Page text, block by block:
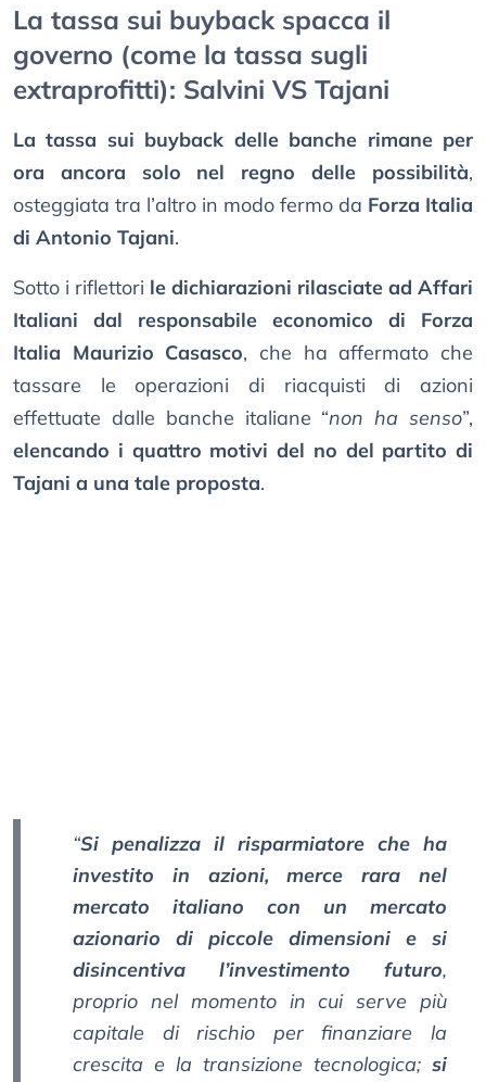
La tassa sui buyback spacca il
governo (come la tassa sugli
extraprofitti): Salvini VS Tajani
La tassa sui buyback delle banche rimane per
ora ancora solo nel regno delle possibilità,
osteggiata tra l’altro in modo fermo da Forza Italia
di Antonio Tajani.
Sotto i riflettori le dichiarazioni rilasciate ad Affari
Italiani dal responsabile economico di Forza
Italia Maurizio Casasco, che ha affermato che
tassare le operazioni di riacquisti di azioni
effettuate dalle banche italiane “non ha senso”,
elencando i quattro motivi del no del partito di
Tajani a una tale proposta.
“Si penalizza il risparmiatore che ha
investito in azioni, merce rara nel
mercato italiano con un mercato
azionario di piccole dimensioni e si
disincentiva l’investimento futuro,
proprio nel momento in cui serve più
capitale di rischio per finanziare la
crescita e la transizione tecnologica; si